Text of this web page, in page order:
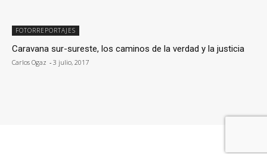
FOTORREPORTAJES
Caravana sur-sureste, los caminos de la verdad y la justicia
Carlos Ogaz - 3 julio, 2017